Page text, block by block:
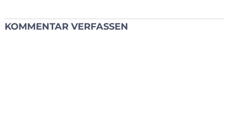
KOMMENTAR VERFASSEN